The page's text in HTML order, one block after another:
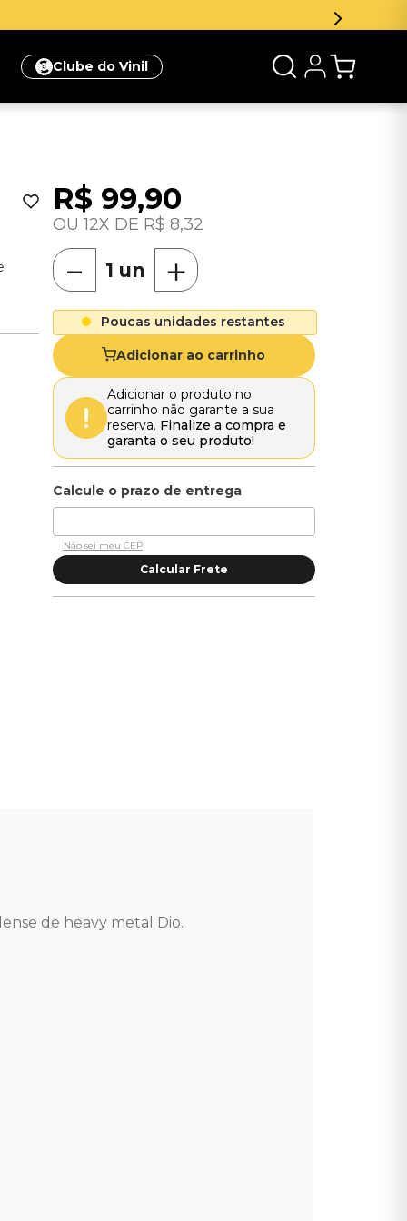
Clube do Vinil
R$ 99,90
12 R$ 8,32
＋
－
Poucas unidades restantes
Adicionar ao carrinho
Adicionar o produto no
carrinho não garante a sua
reserva. Finalize a compra e
garanta o seu produto!
Não sei meu CEP
de heavy metal Dio.